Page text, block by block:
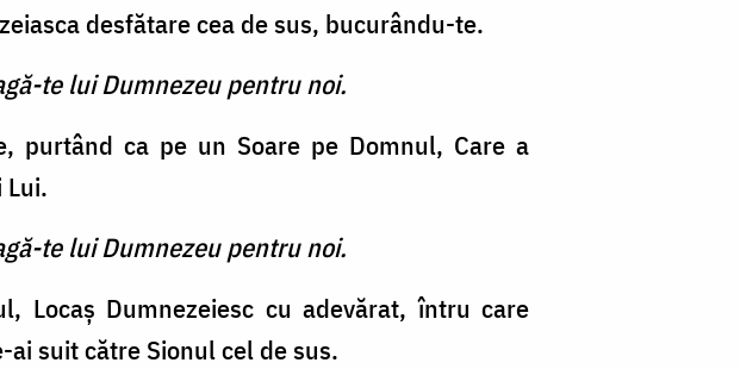
desfătare cea de sus, bucurându-te.
te lui Dumnezeu pentru noi.
purtând ca pe un Soare pe Domnul, Care a
te lui Dumnezeu pentru noi.
Locaş Dumnezeiesc cu adevărat, întru care
suit către Sionul cel de sus.